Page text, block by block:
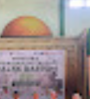
Komitmen
Pelayanan Publik